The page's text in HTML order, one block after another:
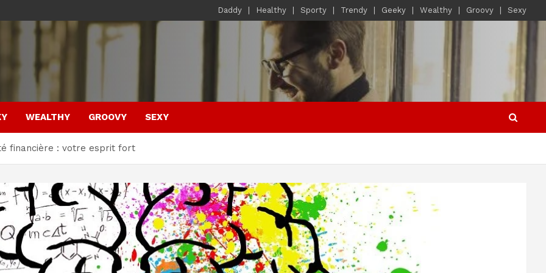
Daddy Healthy Sporty Trendy Geeky Wealthy Groovy Sexy
WEALTHY GROOVY SEXY
financière : votre esprit fort